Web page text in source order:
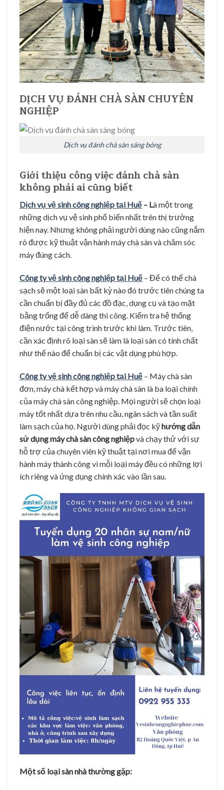
DỊCH VỤ ĐÁNH CHÀ SÀN CHUYÊN
NGHIỆP
Dịch vụ đánh chà sàn sáng bóng
Giới thiệu công việc đánh chà sàn
không phải ai cũng biết
Dịch vụ vệ sinh công nghiệp tại Huế – Là một trong
những dịch vụ vệ sinh phổ biến nhất trên thị trường
hiện nay. Nhưng không phải người dùng nào cũng nắm
rõ được kỹ thuật vận hành máy chà sàn và chăm sóc
máy đúng cách.
Công ty vệ sinh công nghiệp tại Huế – Để có thể chà
sạch sẽ một loại sàn bất kỳ nào đó trước tiên chúng ta
cần chuẩn bị đầy đủ các đồ đạc, dụng cụ và tạo mặt
bằng trống để dễ dàng thi công. Kiểm tra hệ thống
điện nước tại công trình trước khi làm. Trước tiên,
cần xác định rõ loại sàn sẽ làm là loại sàn có tính chất
như thế nào để chuẩn bị các vật dụng phù hợp.
Công ty vệ sinh công nghiệp tại Huế – Máy chà sàn
đơn, máy chà kết hợp và máy chà sàn là ba loại chính
của máy chà sàn công nghiệp. Mọi người sẽ chọn loại
máy tốt nhất dựa trên nhu cầu, ngân sách và tần suất
làm sạch của họ. Người dùng phải đọc kỹhướng dẫn
sử dụng máy chà sàn công nghiệpvà chạy thử với sự
hỗ trợ của chuyên viên kỹ thuật tại nơi mua để vận
hành máy thành công vì mỗi loại máy đều có những lợi
ích riêng và ứng dụng chính xác vào lần sau.
Một số loại sàn nhà thường gặp: